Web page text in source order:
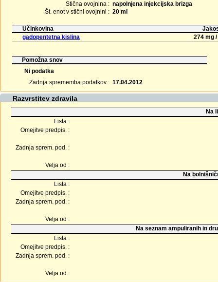
Stična ovojnina : napolnjena injekcijska brizga
Št. enot v stični ovojnini : 20 ml
Učinkovina
gadopentetna kislina
274 mg
Pomožna snov
Ni podatka
Zadnja sprememba podatkov : 17.04.2012
Razvrstitev zdravila
Na
Lista :
Omejitve predpis. :
Zadnja sprem. pod. :
Velja od :
Na
Lista :
Omejitve predpis. :
Zadnja sprem. pod. :
Velja od :
Na seznam ampuliranih in
Lista :
Omejitve predpis. :
Zadnja sprem. pod. :
Velja od :